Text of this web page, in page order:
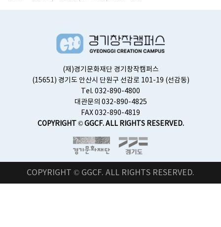
(재)경기문화재단 경기창작캠퍼스
(15651) 경기도 안산시 단원구 선감로 101-19 (선감동)
Tel. 032-890-4800
대관문의 032-890-4825
FAX 032-890-4819
COPYRIGHT © GGCF. ALL RIGHTS RESERVED.
COPYRIGHT © GGCF. ALL RIGHTS RESERVED.